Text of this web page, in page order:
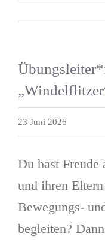
23 Juni 2026
Du hast
und ihren
Bewegungs-
begleiten?